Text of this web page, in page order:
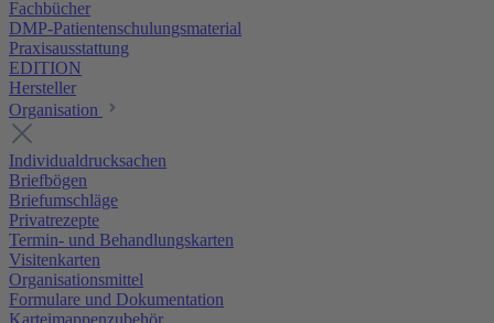
Fachbücher
DMP-Patientenschulungsmaterial
Praxisausstattung
EDITION
Hersteller
Organisation
Individualdrucksachen
Briefbögen
Briefumschläge
Privatrezepte
Termin- und Behandlungskarten
Visitenkarten
Organisationsmittel
Formulare und Dokumentation
Karteimappenzubehör